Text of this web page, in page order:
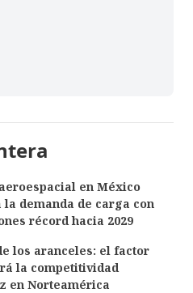
en México
demanda de carga con
récord hacia 2029
los aranceles: el factor
la competitividad
en Norteamérica